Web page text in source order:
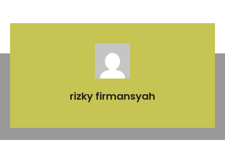
rizky firmansyah